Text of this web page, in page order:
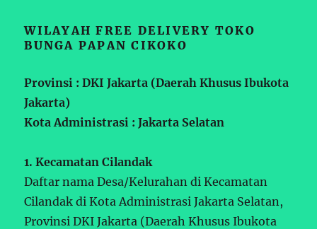
WILAYAH FREE DELIVERY TOKO
BUNGA PAPAN CIKOKO
Provinsi : DKI Jakarta (Daerah Khusus Ibukota
Jakarta)
Kota Administrasi : Jakarta Selatan
1. Kecamatan Cilandak
Daftar nama Desa/Kelurahan di Kecamatan
Cilandak di Kota Administrasi Jakarta Selatan,
Provinsi DKI Jakarta (Daerah Khusus Ibukota